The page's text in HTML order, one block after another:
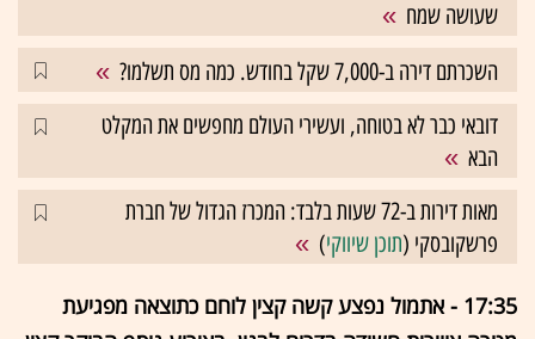
שעושה שמח
השכרתם דירה ב-7,000 שקל בחודש. כמה מס תשלמו?
דובאי כבר לא בטוחה, ועשירי העולם מחפשים את המקלט
הבא
מאות דירות ב-72 שעות בלבד: המכרז הגדול של חברת
פרשקובסקי (תוכן שיווקי)
17:35 - אתמול נפצע קשה קצין לוחם כתוצאה מפגיעת